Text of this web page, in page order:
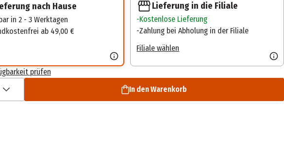
nach Hause
in 2 - 3 Werktagen
ab 49,00 €
Lieferung in die Filiale
Kostenlose Lieferung
Zahlung bei Abholung in der Filiale
Filiale wählen
prüfen
In den Warenkorb